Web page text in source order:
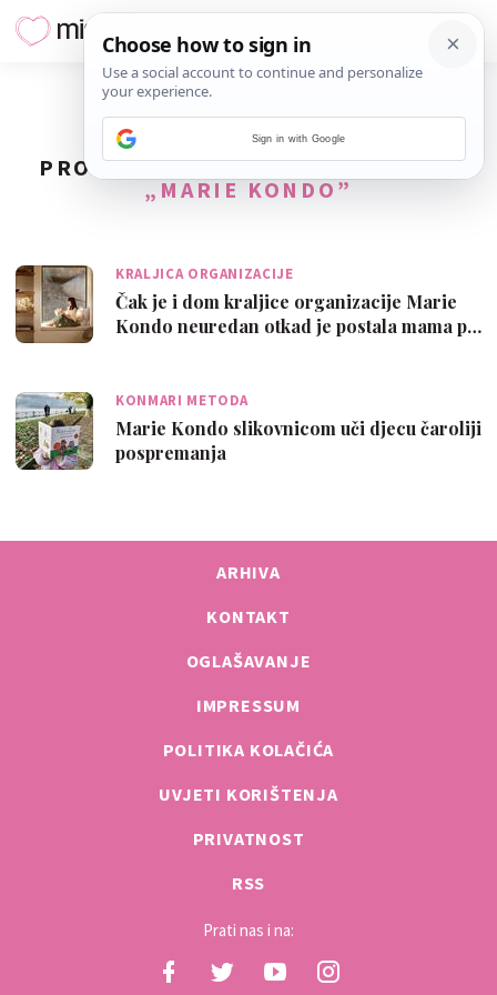
PRONAĐENO2REZULTATA ZA TAG
„MARIE KONDO”
KRALJICA ORGANIZACIJE
Čak je i dom kraljice organizacije Marie
Kondo neuredan otkad je postala mama p…
KONMARI METODA
Marie Kondo slikovnicom uči djecu čaroliji
pospremanja
ARHIVA
KONTAKT
OGLAŠAVANJE
IMPRESSUM
POLITIKA KOLAČIĆA
UVJETI KORIŠTENJA
PRIVATNOST
RSS
Prati nas i na:
Sign in with Google